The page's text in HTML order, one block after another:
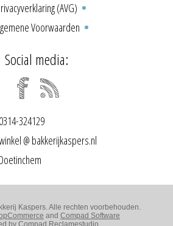
(AVG)
Voorwaarden
Social media:
0314-324129
@ bakkerijkaspers.nl
Doetinchem
Kaspers. Alle rechten voorbehouden.
and Compad Software
by Compad Reclamestudio